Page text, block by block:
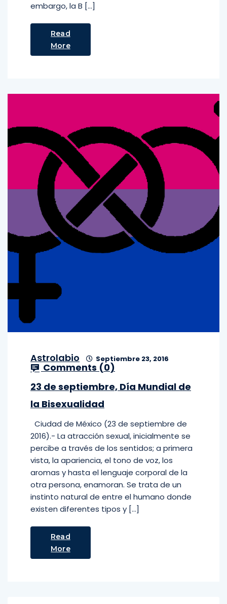
embargo, la B […]
Read
More
Astrolabio Septiembre 23, 2016
Comments (0)
23 de septiembre, Día Mundial de
la Bisexualidad
Ciudad de México (23 de septiembre de
2016).- La atracción sexual, inicialmente se
percibe a través de los sentidos; a primera
vista, la apariencia, el tono de voz, los
aromas y hasta el lenguaje corporal de la
otra persona, enamoran. Se trata de un
instinto natural de entre el humano donde
existen diferentes tipos y […]
Read
More